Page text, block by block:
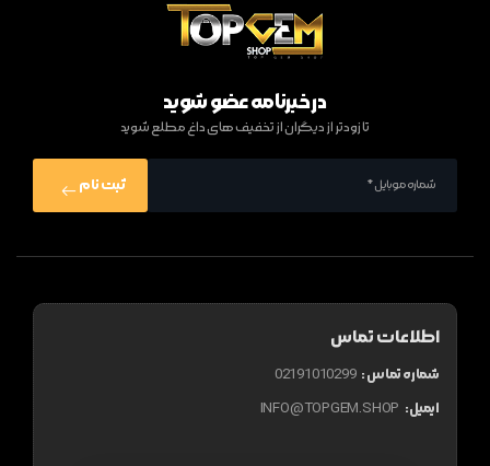
در خبرنامه عضو شوید
تا زودتر از دیگران از تخفیف های داغ مطلع شوید
ثبت نام
اطلاعات تماس
شماره تماس : 02191010299
ایمیل: INFO@TOPGEM.SHOP